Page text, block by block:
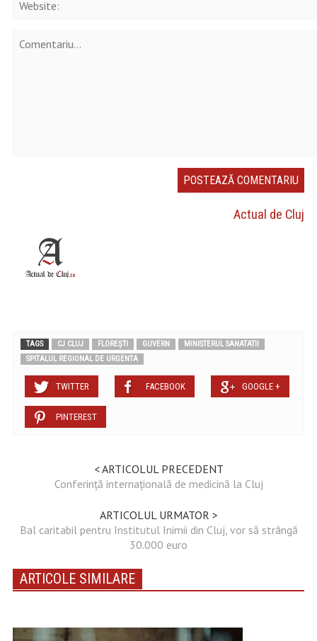
Actual de Cluj
TAGS CJ CLUJ FLOREȘTI GUVERN
MINISTERUL SANATATII
SPITALUL REGIONAL DE URGENTA
TWITTER FACEBOOK GOOGLE +
PINTEREST
< ARTICOLUL PRECEDENT
Conferință internațională de medicină la Cluj
ARTICOLUL URMATOR >
Bal caritabil pentru Institutul Inimii din Cluj, vor să strângă
30.000 euro
ARTICOLE SIMILARE